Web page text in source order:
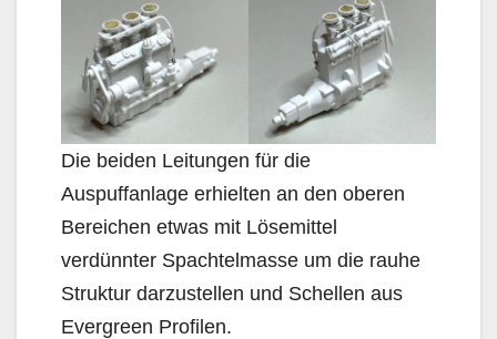
Die beiden Leitungen für die
Auspuffanlage erhielten an den oberen
Bereichen etwas mit Lösemittel
verdünnter Spachtelmasse um die rauhe
Struktur darzustellen und Schellen aus
Evergreen Profilen.